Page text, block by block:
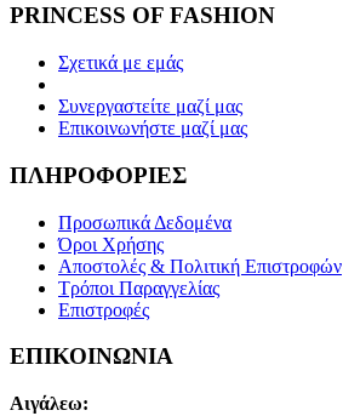
PRINCESS OF FASHION
Σχετικά με εμάς
Συνεργαστείτε μαζί μας
Επικοινωνήστε μαζί μας
ΠΛΗΡΟΦΟΡΙΕΣ
Προσωπικά Δεδομένα
Όροι Χρήσης
Αποστολές & Πολιτική Επιστροφών
Τρόποι Παραγγελίας
Επιστροφές
ΕΠΙΚΟΙΝΩΝΙΑ
Αιγάλεω: